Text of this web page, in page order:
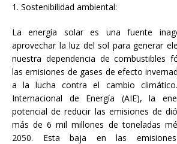
1. Sostenibilidad ambiental:
La energía solar es una fuente
aprovechar la luz del sol para generar
nuestra dependencia de combustibles
las emisiones de gases de efecto
a la lucha contra el cambio
Internacional de Energía (AIE), la
potencial de reducir las emisiones de
más de 6 mil millones de toneladas
2050. Esta baja en las